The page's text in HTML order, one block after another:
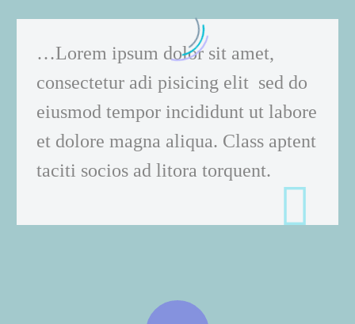
…Lorem ipsum dolor sit amet,
consectetur adi pisicing elit sed do
eiusmod tempor incididunt ut labore
et dolore magna aliqua. Class aptent
taciti socios ad litora torquent.